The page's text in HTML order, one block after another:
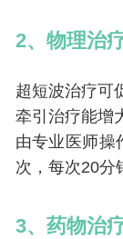
2、物理治
超短波治疗可
牵引治疗能增
由专业医师操
次，每次20分
3、药物治